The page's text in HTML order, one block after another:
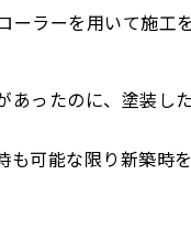
ラーを用いて施工を
ったのに、塗装し
可能な限り新築時